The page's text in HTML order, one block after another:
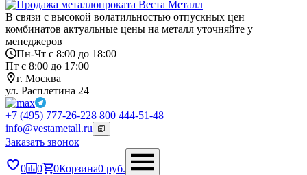
В связи с высокой волатильностью отпускных цен
комбинатов актуальные цены на металл уточняйте у
менеджеров
Пн-Чт с 8:00 до 18:00
Пт с 8:00 до 17:00
г. Москва
ул. Расплетина 24
+7 (495) 777-26-228 800 444-51-48
info@vestametall.ru
Заказать звонок
0 0 0Корзина0 руб.